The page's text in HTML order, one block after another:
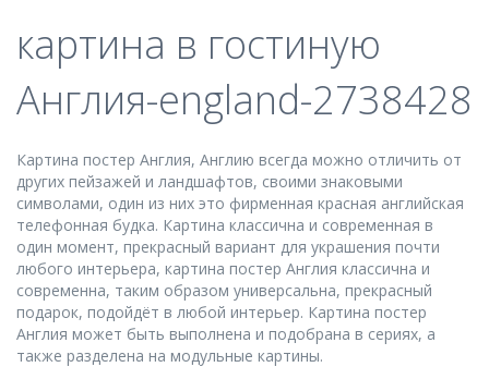
картина в гостиную
Англия-england-2738428
Картина постер Англия, Англию всегда можно отличить от
других пейзажей и ландшафтов, своими знаковыми
символами, один из них это фирменная красная английская
телефонная будка. Картина классична и современная в
один момент, прекрасный вариант для украшения почти
любого интерьера, картина постер Англия классична и
современна, таким образом универсальна, прекрасный
подарок, подойдёт в любой интерьер. Картина постер
Англия может быть выполнена и подобрана в сериях, а
также разделена на модульные картины.